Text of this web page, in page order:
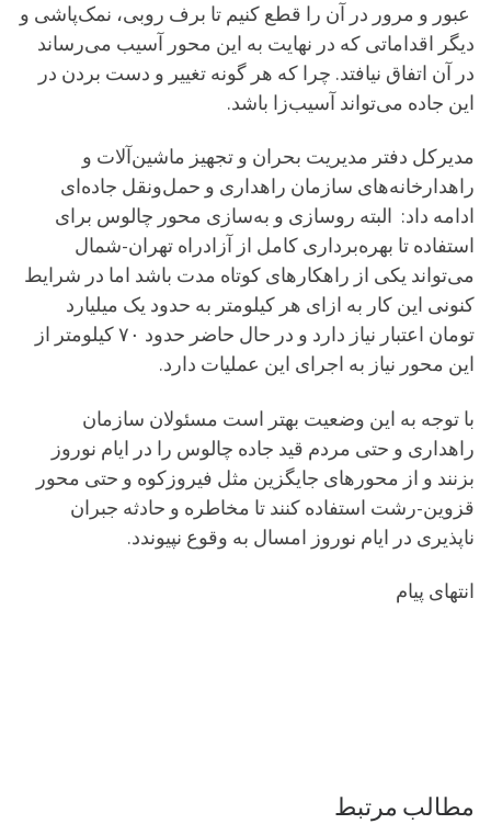
عبور و مرور در آن را قطع کنیم تا برف روبی، نمک‌پاشی و
دیگر اقداماتی که در نهایت به این محور آسیب می‌رساند
در آن اتفاق نیافتد. چرا که هر گونه تغییر و دست بردن در
این جاده می‌تواند آسیب‌زا باشد.
مدیرکل دفتر مدیریت بحران و تجهیز ماشین‌آلات و
راهدارخانه‌های سازمان راهداری و حمل‌ونقل جاده‌ای
ادامه داد: البته روسازی و به‌سازی محور چالوس برای
استفاده تا بهره‌برداری کامل از آزادراه تهران-شمال
می‌تواند یکی از راهکارهای کوتاه مدت باشد اما در شرایط
کنونی این کار به ازای هر کیلومتر به حدود یک میلیارد
تومان اعتبار نیاز دارد و در حال حاضر حدود ۷۰ کیلومتر از
این محور نیاز به اجرای این عملیات دارد.
با توجه به این وضعیت بهتر است مسئولان سازمان
راهداری و حتی مردم قید جاده چالوس را در ایام نوروز
بزنند و از محورهای جایگزین مثل فیروزکوه و حتی محور
قزوین-رشت استفاده کنند تا مخاطره و حادثه جبران
ناپذیری در ایام نوروز امسال به وقوع نپیوندد.
انتهای پیام
مطالب مرتبط